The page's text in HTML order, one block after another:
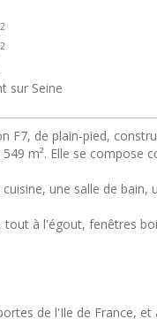
2
2
sur Seine
F7, de plain-pied,
m². Elle se compose
une salle de bain,
tout à l'égout, fenêtres
de l'Ile de France, et